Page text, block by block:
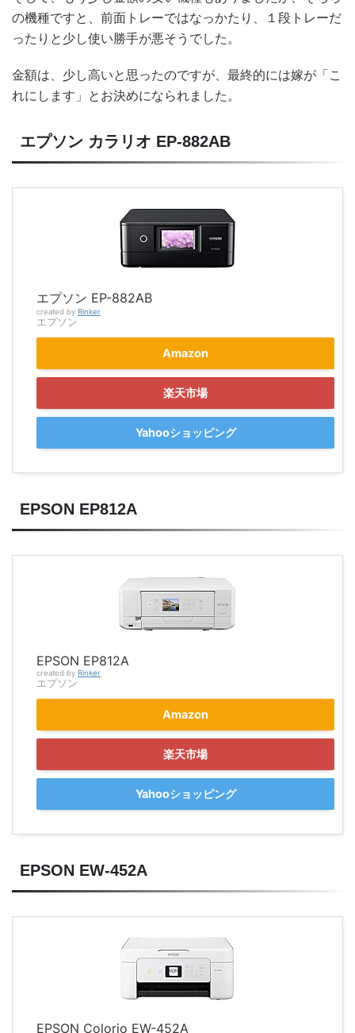
の機種ですと、前面トレーではなっかたり、１段トレーだ
ったりと少し使い勝手が悪そうでした。
金額は、少し高いと思ったのですが、最終的には嫁が「こ
れにします」とお決めになられました。
エプソン カラリオ EP-882AB
エプソン EP-882AB
created by Rinker
エプソン
Amazon
楽天市場
Yahooショッピング
EPSON EP812A
EPSON EP812A
created by Rinker
エプソン
Amazon
楽天市場
Yahooショッピング
EPSON EW-452A
EPSON Colorio EW-452A